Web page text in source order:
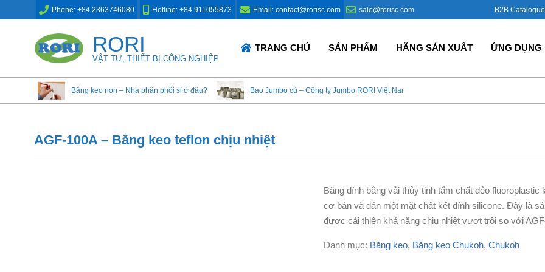
to
Phone: +84 2363746080 Hotline: +84 911055873 Email: contact@rorisc.com sale@rorisc.com B2B Catalogue
RORI
VẬT TƯ, THIẾT BỊ CÔNG NGHIỆP
Primary
TRANG CHỦ SẢN PHẨM HÃNG SẢN XUẤT ỨNG DỤNG
Băng keo non – Nhà phân phối sỉ ở đâu? Bao Jumbo cũ – Công ty Jumbo RORI Việt Nam? Bao Jumbo giá rẻ – Giải
AGF-100A – Băng keo teflon chịu nhiệt
Băng dính bằng vải thủy tinh tẩm chất dẻo fluoroplastic
cơ bản và dán một mặt chất kết dính silicone. Đây là
được cải thiện khả năng chịu nhiệt vượt trội so với
Danh mục: Băng keo, Băng keo Chukoh, Chukoh